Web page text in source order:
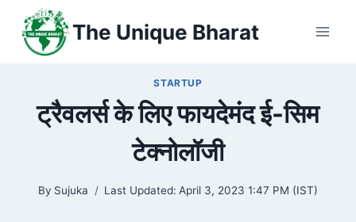
content
The Unique Bharat
STARTUP
ट्रैवलर्स के लिए फायदेमंद ई-सिम
टेक्नोलॉजी
By Sujuka Last Updated: April 3, 2023 1:47 PM (IST)